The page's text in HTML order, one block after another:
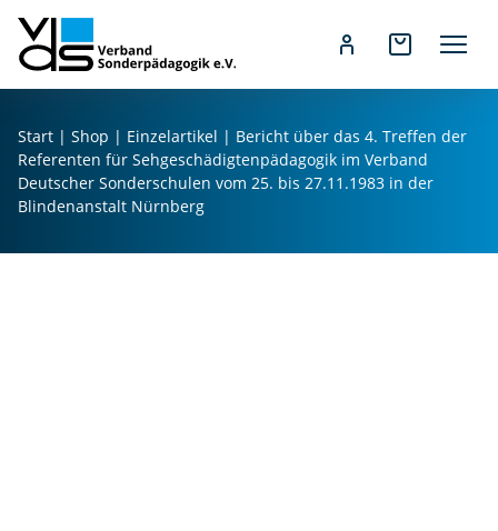
a
Start | Shop | Einzelartikel | Bericht über das 4. Treffen der
Referenten für Sehgeschädigtenpädagogik im Verband
Deutscher Sonderschulen vom 25. bis 27.11.1983 in der
Blindenanstalt Nürnberg